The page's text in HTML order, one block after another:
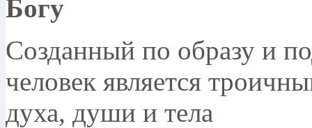
Богу
Созданный по образу и
человек является
духа, души и тела